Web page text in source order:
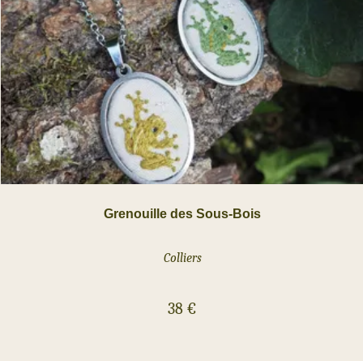
Grenouille des Sous-Bois
Colliers
38 €